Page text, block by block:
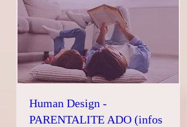
Human Design -
PARENTALITE ADO (infos